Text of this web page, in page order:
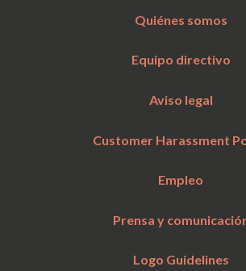
Quiénes somos
Equipo directivo
Aviso legal
Customer Harassment
Empleo
Prensa y
Logo Guidelines